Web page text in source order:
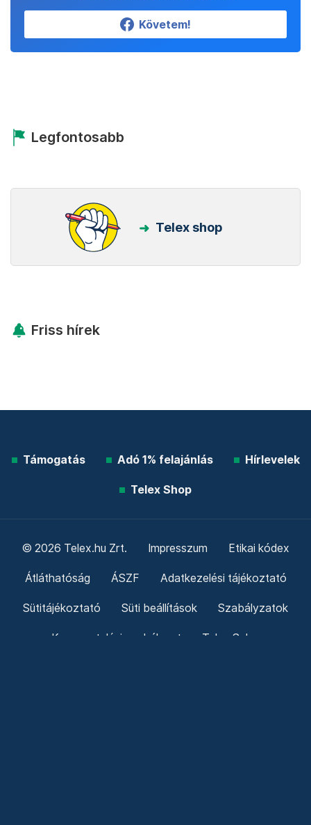
Követem!
Legfontosabb
Telex shop
Friss hírek
Támogatás Adó 1% felajánlás Hírlevelek
Telex Shop
© 2026 Telex.hu Zrt. Impresszum Etikai kódex
Átláthatóság ÁSZF Adatkezelési tájékoztató
Sütitájékoztató Süti beállítások Szabályzatok
Kommentelési szabályzat Telex Sales